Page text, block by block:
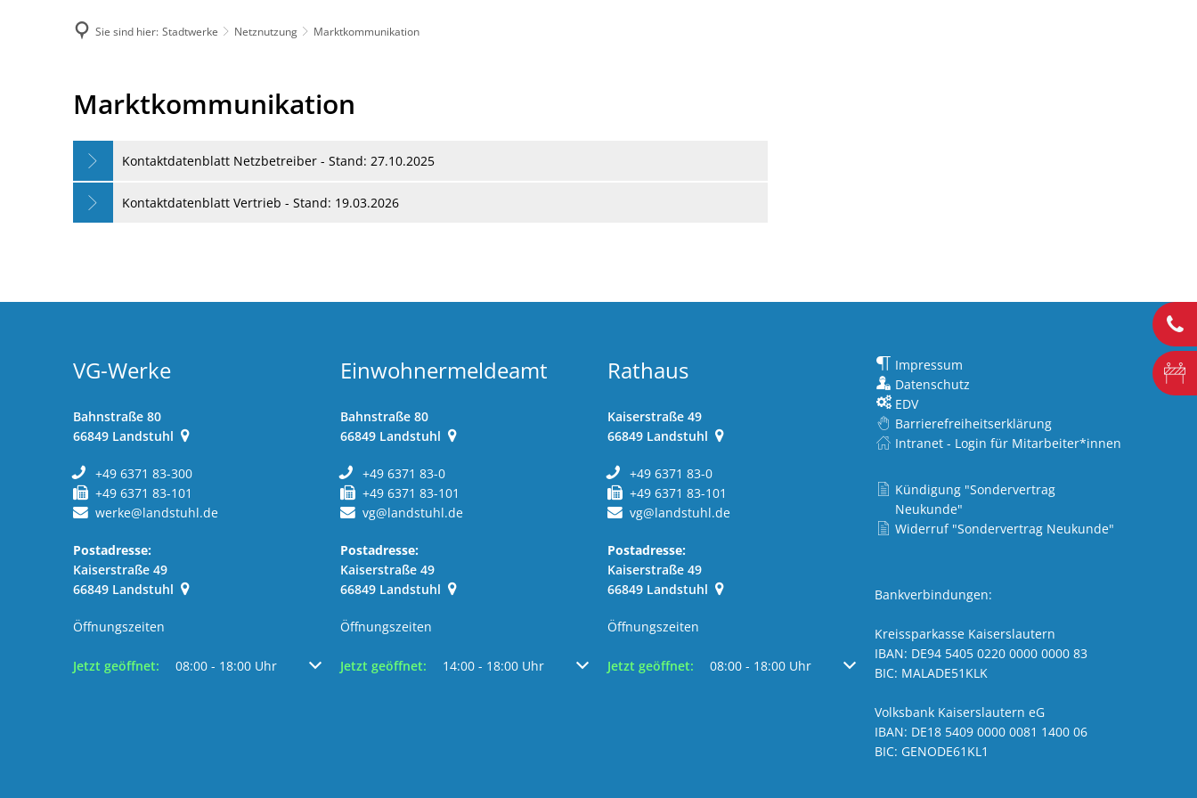
Menü DE Kontakt
Sie sind hier: Stadtwerke Netznutzung Marktkommunikation
Marktkommunikation
Marktkommunikation
Kontaktdatenblatt Netzbetreiber - Stand: 27.10.2025
Kontaktdatenblatt Vertrieb - Stand: 19.03.2026
VG-Werke
Bahnstraße 80
66849 Landstuhl
+49 6371 83-300
+49 6371 83-101
werke@landstuhl.de
Postadresse:
Kaiserstraße 49
66849 Landstuhl
Öffnungszeiten
Klicken, um weitere Öffnungs- oder Schließzeiten auszublenden
Jetzt geöffnet: 08:00 - 18:00 Uhr Von 08:00 bis 18:00 Uhr
Einwohnermeldeamt
Bahnstraße 80
66849 Landstuhl
+49 6371 83-0
+49 6371 83-101
vg@landstuhl.de
Postadresse:
Kaiserstraße 49
66849 Landstuhl
Öffnungszeiten
Klicken, um weitere Öffnungs- oder Schließzeiten auszublenden
Jetzt geöffnet: 14:00 - 18:00 Uhr Von 14:00 bis 18:00 Uhr
Rathaus
Kaiserstraße 49
66849 Landstuhl
+49 6371 83-0
+49 6371 83-101
vg@landstuhl.de
Postadresse:
Kaiserstraße 49
66849 Landstuhl
Öffnungszeiten
Klicken, um weitere Öffnungs- oder Schließzeiten auszublenden
Jetzt geöffnet: 08:00 - 18:00 Uhr Von 08:00 bis 18:00 Uhr
Impressum
Datenschutz
EDV
Barrierefreiheitserklärung
Intranet - Login für Mitarbeiter*innen
Kündigung "Sondervertrag
Neukunde"
Widerruf "Sondervertrag Neukunde"
Bankverbindungen:
Kreissparkasse Kaiserslautern
IBAN: DE94 5405 0220 0000 0000 83
BIC: MALADE51KLK
Volksbank Kaiserslautern eG
IBAN: DE18 5409 0000 0081 1400 06
BIC: GENODE61KL1